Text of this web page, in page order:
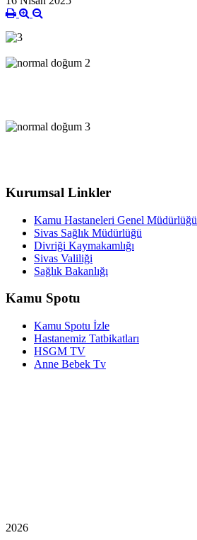
Kurumsal Linkler
Kamu Hastaneleri Genel Müdürlüğü
Sivas Sağlık Müdürlüğü
Divriği Kaymakamlığı
Sivas Valiliği
Sağlık Bakanlığı
Kamu Spotu
Kamu Spotu İzle
Hastanemiz Tatbikatları
HSGM TV
Anne Bebek Tv
2026